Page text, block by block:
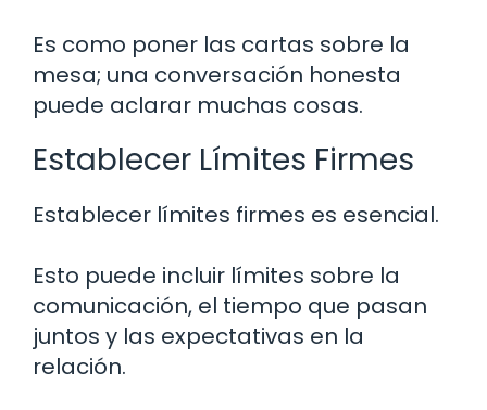
Es como poner las cartas sobre la
mesa; una conversación honesta
puede aclarar muchas cosas.
Establecer Límites Firmes
Establecer límites firmes es esencial.
Esto puede incluir límites sobre la
comunicación, el tiempo que pasan
juntos y las expectativas en la
relación.